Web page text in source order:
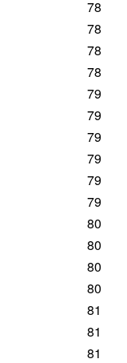
78
78
78
78
79
79
79
79
79
79
80
80
80
80
81
81
81